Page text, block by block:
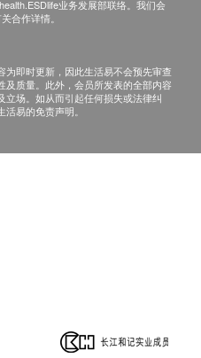
业务发展部联络。我们会
合作详情。
即时更新，因此生活易不会预先审查
质量。此外，会员所发表的全部内容
场。如从而引起任何损失或法律纠
易的免责声明。